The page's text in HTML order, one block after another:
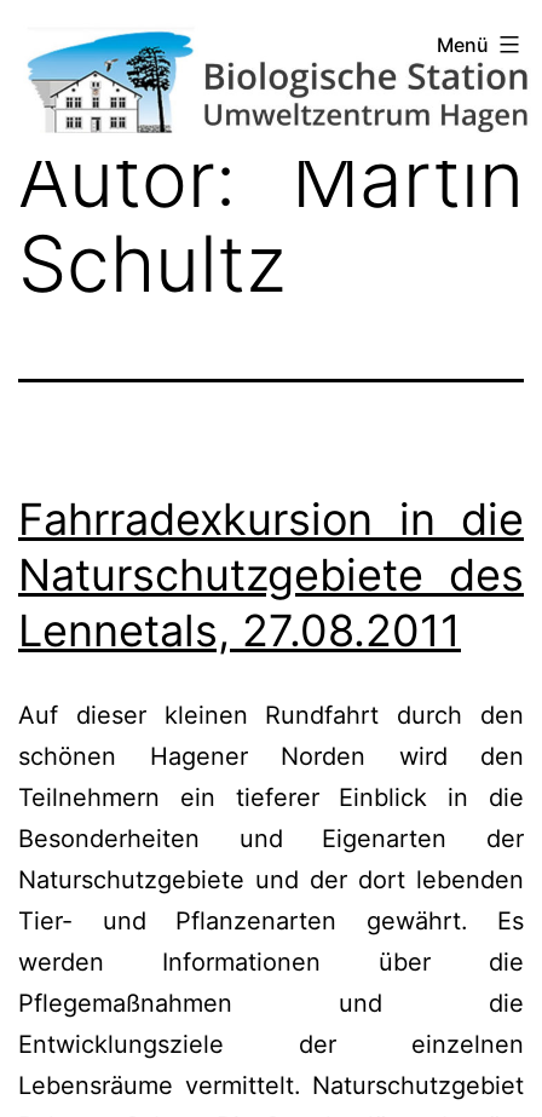
Inhalt
springen
Biologische
Station
Hagen
Menü
Autor: Martin
Schultz
Fahrradexkursion in die
Naturschutzgebiete des
Lennetals, 27.08.2011
Auf dieser kleinen Rundfahrt durch den
schönen Hagener Norden wird den
Teilnehmern ein tieferer Einblick in die
Besonderheiten und Eigenarten der
Naturschutzgebiete und der dort lebenden
Tier- und Pflanzenarten gewährt. Es
werden Informationen über die
Pflegemaßnahmen und die
Entwicklungsziele der einzelnen
Lebensräume vermittelt. Naturschutzgebiet